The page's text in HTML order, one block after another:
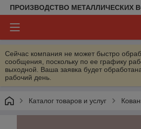
ПРОИЗВОДСТВО МЕТАЛЛИЧЕСКИХ
Сейчас компания не может быстро
сообщения, поскольку по ее графику
выходной. Ваша заявка будет
рабочий день.
Каталог товаров и услуг